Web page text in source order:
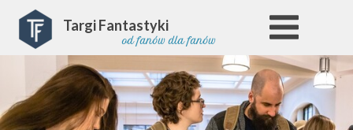
od fanów dla fanów
Targi Fantastyki